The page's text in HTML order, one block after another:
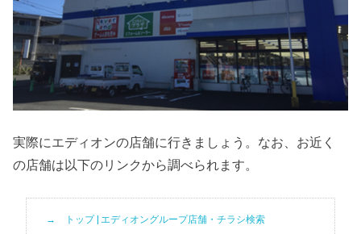
実際にエディオンの店舗に行きましょう。なお、お近く
の店舗は以下のリンクから調べられます。
トップ | エディオングループ店舗・チラシ検索